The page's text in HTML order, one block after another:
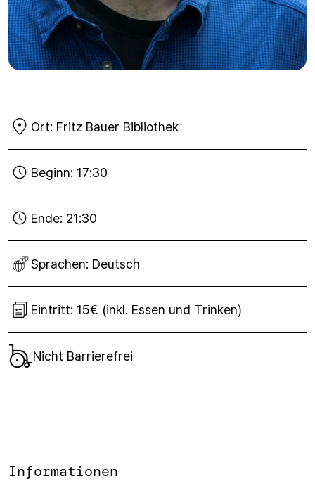
Ort: Fritz Bauer Bibliothek
Beginn: 17:30
Ende: 21:30
Sprachen: Deutsch
Eintritt: 15€ (inkl. Essen und Trinken)
Nicht Barrierefrei
Informationen